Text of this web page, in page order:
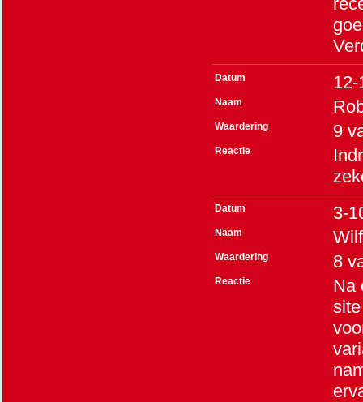
Datum 12-
Naam
Waardering 9
Reactie
Datum 3-
Naam
Waardering 8
Reactie
Na